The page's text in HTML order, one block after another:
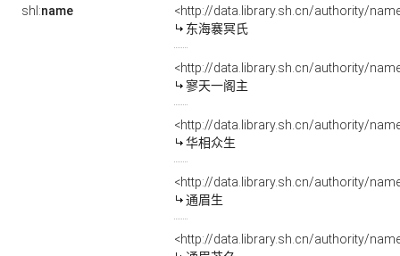
shl:name
<http://data.library.sh.cn/authority/
东海褰冥氏
<http://data.library.sh.cn/authority/
寥天一阁主
<http://data.library.sh.cn/authority/
华相众生
<http://data.library.sh.cn/authority/
通眉生
<http://data.library.sh.cn/authority/